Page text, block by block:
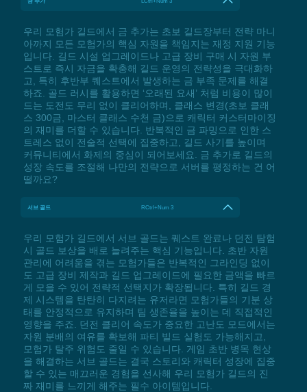
우리 모험가 길드에서 금 추가는 초보 길드장부터 전략 마니
아까지 모든 모험가의 핵심 자원을 책임지는 재정 지원 기능
입니다. 길드 시설 업그레이드나 고급 장비 구매 시 자원 부
스트로 즉시 자금을 확충해 길드 운영의 전략성을 극대화하
고, 특히 후반부 퀘스트에서 발생하는 금 부족 문제를 해결
하죠. 골드 러시를 활용하면 ‘오래된 요새’ 처럼 비용이 많이
드는 도전도 무리 없이 클리어하며, 클래스 변경(초보 클래
스 300금, 마스터 클래스 수천 금)으로 캐릭터 커스터마이징
의 재미를 더할 수 있습니다. 반복적인 금 파밍으로 인한 스
트레스 없이 전술적 선택에 집중하고, 길드 사기를 높이며
커뮤니티에서 화제의 중심이 되어보세요. 금 추가로 길드의
성장 속도를 조절해 나만의 전략으로 서버를 평정하는 건 어
떨까요?
서브 골드 RCtrl+Num 3
우리 모험가 길드에서 서브 골드는 퀘스트 완료나 던전 탐험
시 골드 보상을 배로 늘려주는 핵심 기능입니다. 초반 자원
관리에 어려움을 겪는 모험가들은 반복적인 그라인딩 없이
도 고급 장비 제작과 길드 업그레이드에 필요한 금액을 빠르
게 모을 수 있어 전략적 선택지가 확장됩니다. 특히 길드 경
제 시스템을 탄탄히 다지려는 유저라면 모험가들의 기분 상
태를 안정적으로 유지하며 팀 생존율을 높이는 데 직접적인
영향을 주죠. 던전 클리어 속도가 중요한 고난도 모드에서는
자원 분배의 여유를 확보해 파티 빌드 실험도 가능해지고,
모험가 탈주 위험도 줄일 수 있습니다. 게임 초반 병목 현상
을 해결하는 서브 골드는 결국 스토리와 캐릭터 성장에 집중
할 수 있는 매끄러운 경험을 선사해 우리 모험가 길드의 진
짜 재미를 느끼게 해주는 필수 아이템입니다.